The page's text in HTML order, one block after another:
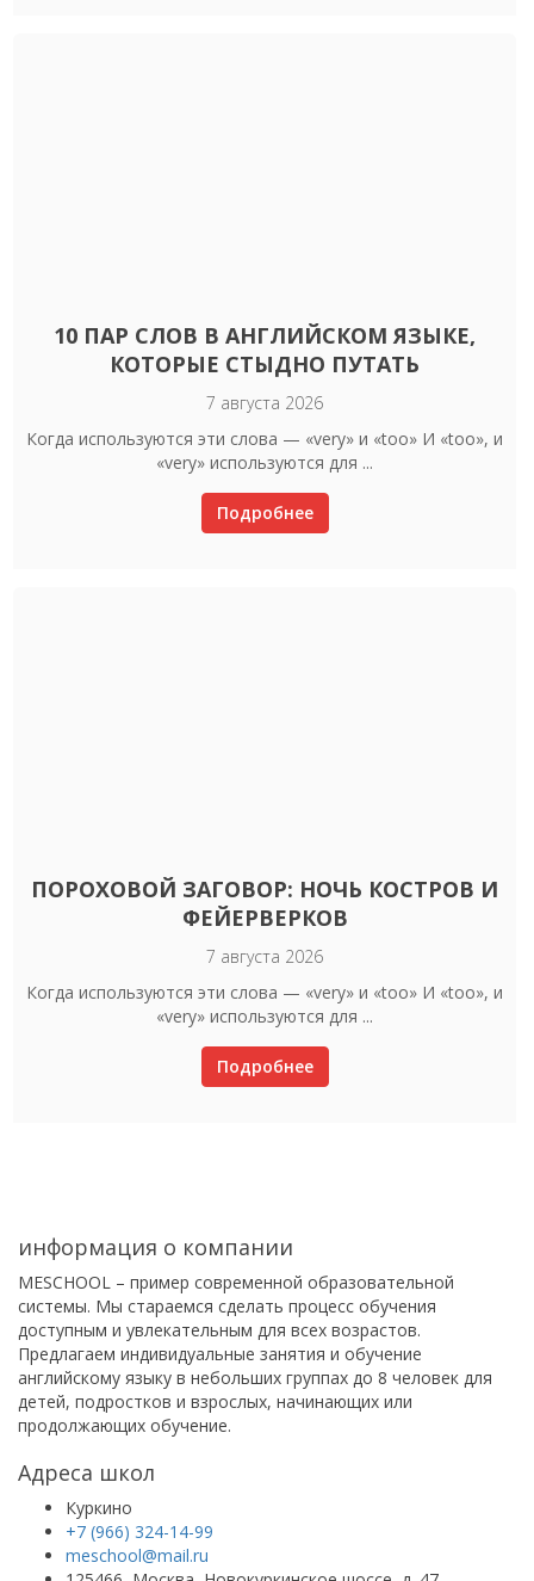
10 ПАР СЛОВ В АНГЛИЙСКОМ ЯЗЫКЕ,
КОТОРЫЕ СТЫДНО ПУТАТЬ
7 августа 2026
Когда используются эти слова — «very» и «too» И «too», и
«very» используются для ...
Подробнее
ПОРОХОВОЙ ЗАГОВОР: НОЧЬ КОСТРОВ И
ФЕЙЕРВЕРКОВ
7 августа 2026
Когда используются эти слова — «very» и «too» И «too», и
«very» используются для ...
Подробнее
информация о компании
MESCHOOL – пример современной образовательной
системы. Мы стараемся сделать процесс обучения
доступным и увлекательным для всех возрастов.
Предлагаем индивидуальные занятия и обучение
английскому языку в небольших группах до 8 человек для
детей, подростков и взрослых, начинающих или
продолжающих обучение.
Адреса школ
Куркино
+7 (966) 324-14-99
meschool@mail.ru